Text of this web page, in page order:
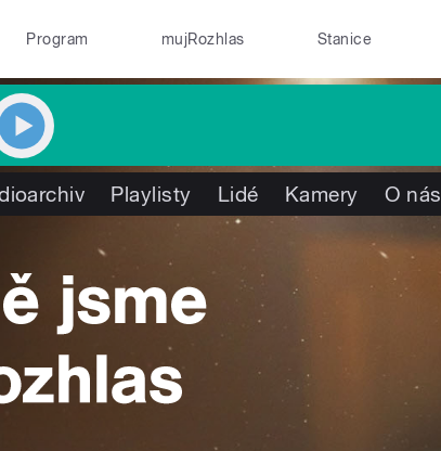
Program mujRozhlas Stanice
Playlisty Lidé Kamery O nás